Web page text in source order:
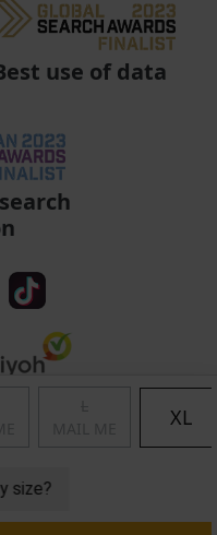
XL
use of data
Privacy
Soccerfanshop